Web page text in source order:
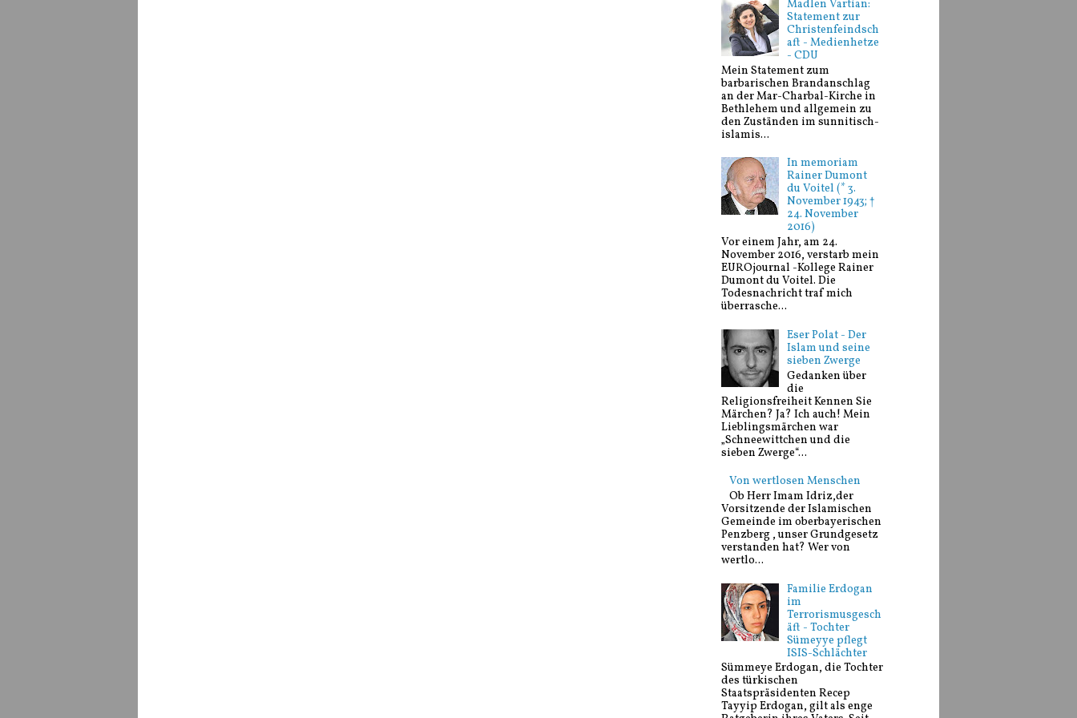
Madlen Vartian:
Statement zur
Christenfeindsch
aft - Medienhetze
- CDU
Mein Statement zum
barbarischen Brandanschlag
an der Mar-Charbal-Kirche in
Bethlehem und allgemein zu
den Zuständen im sunnitisch-
islamis...
In memoriam
Rainer Dumont
du Voitel (* 3.
November 1943; †
24. November
2016)
Vor einem Jahr, am 24.
November 2016, verstarb mein
EUROjournal -Kollege Rainer
Dumont du Voitel. Die
Todesnachricht traf mich
überrasche...
Eser Polat - Der
Islam und seine
sieben Zwerge
Gedanken über
die
Religionsfreiheit Kennen Sie
Märchen? Ja? Ich auch! Mein
Lieblingsmärchen war
„Schneewittchen und die
sieben Zwerge“...
Von wertlosen Menschen
Ob Herr Imam Idriz,der
Vorsitzende der Islamischen
Gemeinde im oberbayerischen
Penzberg , unser Grundgesetz
verstanden hat? Wer von
wertlo...
Familie Erdogan
im
Terrorismusgesch
äft - Tochter
Sümeyye pflegt
ISIS-Schlächter
Sümmeye Erdogan, die Tochter
des türkischen
Staatspräsidenten Recep
Tayyip Erdogan, gilt als enge